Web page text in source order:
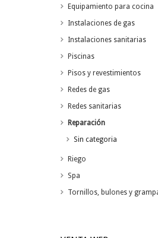
Equipamiento para cocina
Instalaciones de gas
Instalaciones sanitarias
Piscinas
Pisos y revestimientos
Redes de gas
Redes sanitarias
Reparación
Sin categoria
Riego
Spa
Tornillos, bulones y